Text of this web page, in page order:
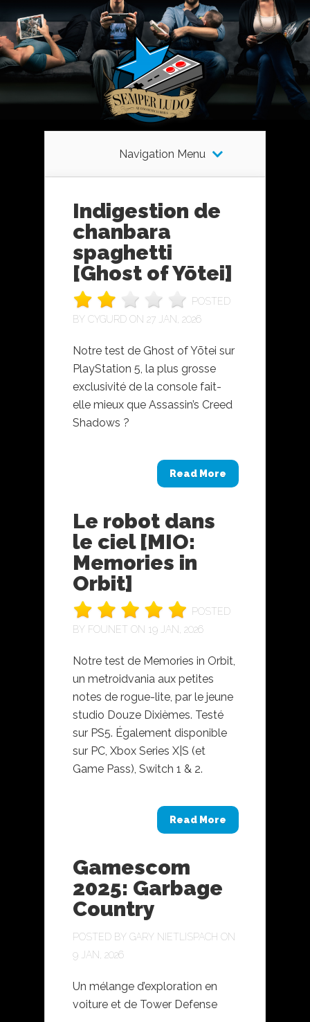
Navigation Menu
Indigestion de
chanbara
spaghetti
[Ghost of Yōtei]
POSTED
BY CYGURD ON 27 JAN, 2026
Notre test de Ghost of Yōtei sur
PlayStation 5, la plus grosse
exclusivité de la console fait-
elle mieux que Assassin’s Creed
Shadows ?
Read More
Le robot dans
le ciel [MIO:
Memories in
Orbit]
POSTED
BY FOUNET ON 19 JAN, 2026
Notre test de Memories in Orbit,
un metroidvania aux petites
notes de rogue-lite, par le jeune
studio Douze Dixièmes. Testé
sur PS5. Également disponible
sur PC, Xbox Series X|S (et
Game Pass), Switch 1 & 2.
Read More
Gamescom
2025: Garbage
Country
POSTED BY GARY NIETLISPACH ON
9 JAN, 2026
Un mélange d’exploration en
voiture et de Tower Defense